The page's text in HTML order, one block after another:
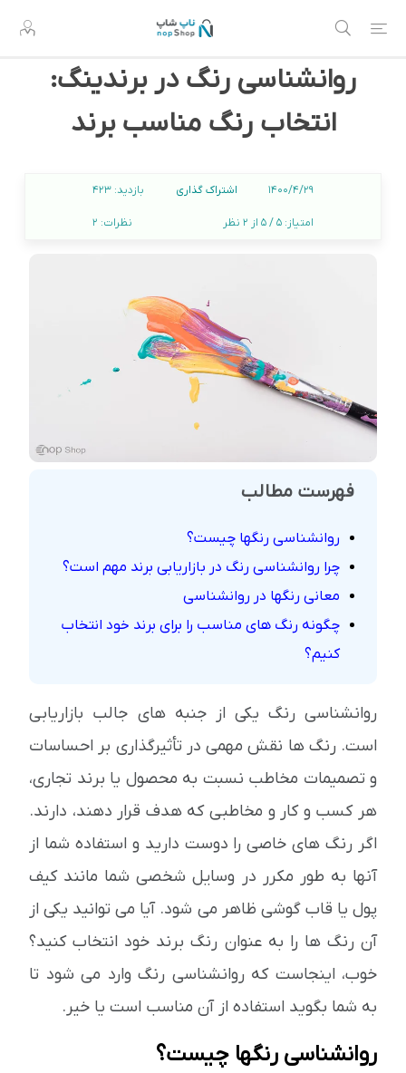
روانشناسی رنگ در برندینگ:
انتخاب رنگ مناسب برند
1400/4/29 اشتراک گذاری بازدید:423
امتیاز: 5 / 5 از 2 نظر نظرات: 2
فهرست مطالب
روانشناسی رنگها چیست؟
چرا روانشناسی رنگ در بازاریابی برند مهم است؟
معانی رنگها در روانشناسی
چگونه رنگ های مناسب را برای برند خود انتخاب
کنیم؟
روانشناسی رنگ یکی از جنبه های جالب بازاریابی
است. رنگ ها نقش مهمی در تأثیرگذاری بر احساسات
و تصمیمات مخاطب نسبت به محصول یا برند تجاری،
هر کسب و کار و مخاطبی که هدف قرار دهند، دارند.
اگر رنگ های خاصی را دوست دارید و استفاده شما از
آنها به طور مکرر در وسایل شخصی شما مانند کیف
پول یا قاب گوشی ظاهر می شود. آیا می توانید یکی از
آن رنگ ها را به عنوان رنگ برند خود انتخاب کنید؟
خوب، اینجاست که روانشناسی رنگ وارد می شود تا
به شما بگوید استفاده از آن مناسب است یا خیر.
روانشناسی رنگها چیست؟